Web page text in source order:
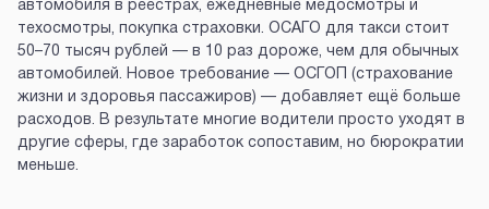
автомобиля в реестрах, ежедневные медосмотры и
техосмотры, покупка страховки. ОСАГО для такси стоит
50–70 тысяч рублей — в 10 раз дороже, чем для обычных
автомобилей. Новое требование — ОСГОП (страхование
жизни и здоровья пассажиров) — добавляет ещё больше
расходов. В результате многие водители просто уходят в
другие сферы, где заработок сопоставим, но бюрократии
меньше.